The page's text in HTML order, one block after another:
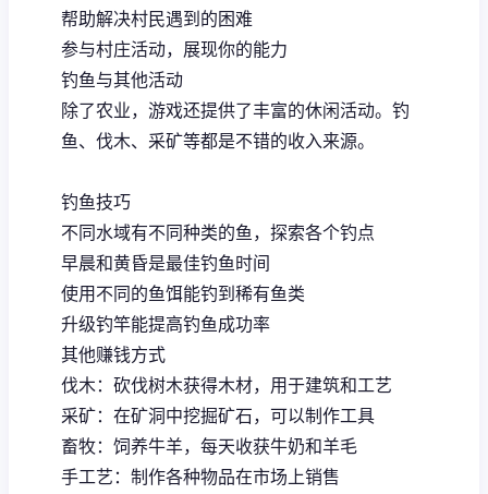
帮助解决村民遇到的困难
参与村庄活动，展现你的能力
钓鱼与其他活动
除了农业，游戏还提供了丰富的休闲活动。钓
鱼、伐木、采矿等都是不错的收入来源。
钓鱼技巧
不同水域有不同种类的鱼，探索各个钓点
早晨和黄昏是最佳钓鱼时间
使用不同的鱼饵能钓到稀有鱼类
升级钓竿能提高钓鱼成功率
其他赚钱方式
伐木：砍伐树木获得木材，用于建筑和工艺
采矿：在矿洞中挖掘矿石，可以制作工具
畜牧：饲养牛羊，每天收获牛奶和羊毛
手工艺：制作各种物品在市场上销售